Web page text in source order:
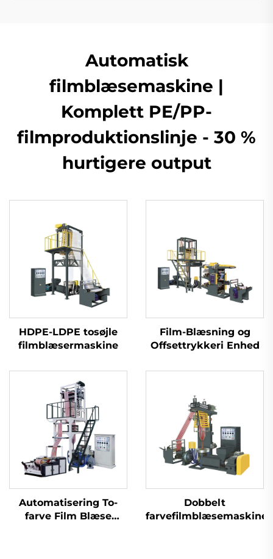
Automatisk
filmblæsemaskine |
Komplett PE/PP-
filmproduktionslinje - 30 %
hurtigere output
HDPE-LDPE tosøjle
filmblæsermaskine
Film-Blæsning og
Offsettrykkeri Enhed
Automatisering To-
farve Film Blæse
Dobbelt
farvefilmblæsemaskine